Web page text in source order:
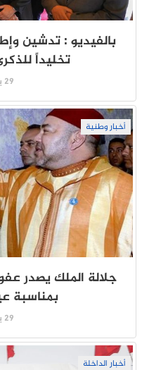
بالفيديو : تدشين
تخليداً للذكرى الـ27
29 يوليو 2026
أخبار وطنية
بمناسبة
29 يوليو 2026
أخبار الداخلة